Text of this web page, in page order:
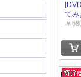
てみ
DVD
￥